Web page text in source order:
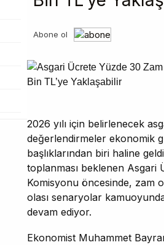
Abone ol
2026 yılı için belirlenecek
değerlendirmeler ekonomik
başlıklarından biri haline
toplanması beklenen Asgari
Komisyonu öncesinde, zam
olası senaryolar
devam ediyor.
Ekonomist Muhammet